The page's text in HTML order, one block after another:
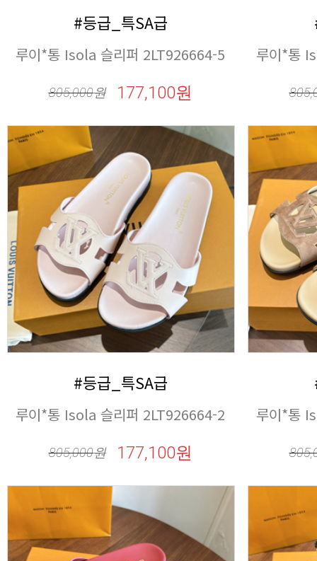
#등급_특SA급
루이*통 Isola 슬리퍼 2LT926664-5
805,000원 177,100원
루이*통
#등급_특SA급
루이*통 Isola 슬리퍼 2LT926664-2
805,000원 177,100원
루이*통